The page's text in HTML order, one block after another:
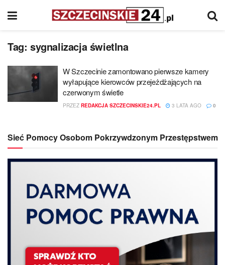
Tag: sygnalizacja świetlna
W Szczecinie zamontowano pierwsze kamery
wyłapujące kierowców przejeżdżających na
czerwonym świetle
PRZEZ REDAKCJA SZCZECINSKIE24.PL 3 LATA AGO 0
Sieć Pomocy Osobom Pokrzywdzonym Przestępstwem